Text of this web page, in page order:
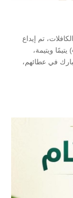
تم إيداع
كفالةالأيتام لشهر مايو2026، حيث استفاد منها (41) يتيمًا ويتيمة،
الله أن يبارك في عطائهم،